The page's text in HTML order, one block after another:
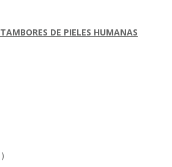
DE PIELES HUMANAS